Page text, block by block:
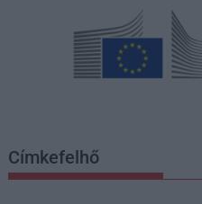
Címkefelhő